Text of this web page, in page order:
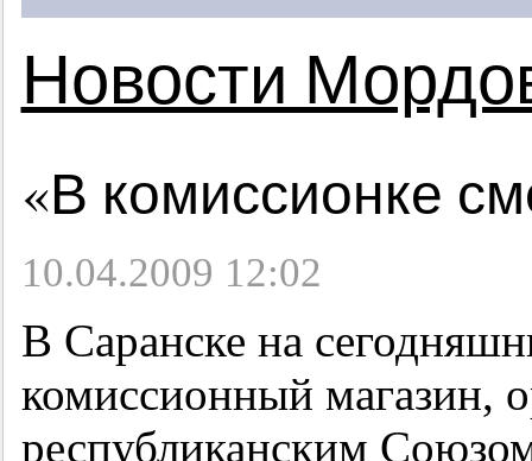
Новости
«В комиссионке
10.04.2009 12:02
В Саранске на
комиссионный магазин,
республиканским